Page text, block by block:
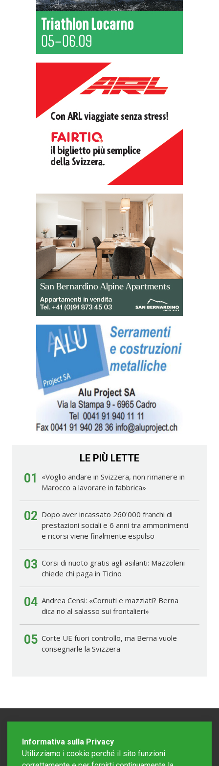
LE PIÙ LETTE
01
«Voglio andare in Svizzera, non rimanere in
Marocco a lavorare in fabbrica»
02 Dopo aver incassato 260'000 franchi di
prestazioni sociali e 6 anni tra ammonimenti
e ricorsi viene finalmente espulso
03 Corsi di nuoto gratis agli asilanti: Mazzoleni
chiede chi paga in Ticino
04 Andrea Censi: «Cornuti e mazziati? Berna
dica no al salasso sui frontalieri»
05 Corte UE fuori controllo, ma Berna vuole
consegnarle la Svizzera
Informativa sulla Privacy
Utilizziamo i cookie perché il sito funzioni